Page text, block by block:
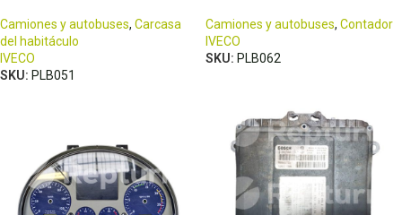
Camiones y autobuses, Carcasa
del habitáculo
IVECO
SKU: PLB051
Camiones y autobuses, Contador
IVECO
SKU: PLB062